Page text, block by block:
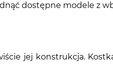
dostępne modele z
jej konstrukcja.